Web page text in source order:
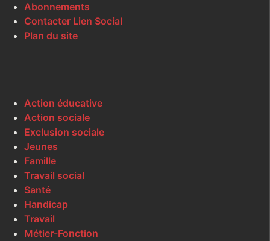
Abonnements
Contacter Lien Social
Plan du site
Action éducative
Action sociale
Exclusion sociale
Jeunes
Famille
Travail social
Santé
Handicap
Travail
Métier-Fonction